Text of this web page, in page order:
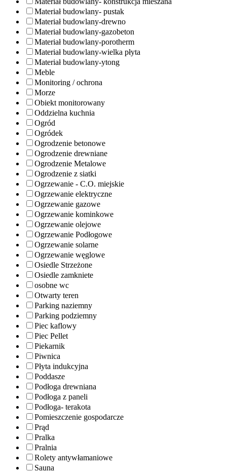
Materiał budowlany- pustak
Materiał budowlany-drewno
Materiał budowlany-gazobeton
Materiał budowlany-porotherm
Materiał budowlany-wielka płyta
Materiał budowlany-ytong
Meble
Monitoring / ochrona
Morze
Obiekt monitorowany
Oddzielna kuchnia
Ogród
Ogródek
Ogrodzenie betonowe
Ogrodzenie drewniane
Ogrodzenie Metalowe
Ogrodzenie z siatki
Ogrzewanie - C.O. miejskie
Ogrzewanie elektryczne
Ogrzewanie gazowe
Ogrzewanie kominkowe
Ogrzewanie olejowe
Ogrzewanie Podłogowe
Ogrzewanie solarne
Ogrzewanie węglowe
Osiedle Strzeżone
Osiedle zamkniete
osobne wc
Otwarty teren
Parking naziemny
Parking podziemny
Piec kaflowy
Piec Pellet
Piekarnik
Piwnica
Płyta indukcyjna
Poddasze
Podłoga drewniana
Podłoga z paneli
Podłoga- terakota
Pomieszczenie gospodarcze
Prąd
Pralka
Pralnia
Rolety antywłamaniowe
Sauna